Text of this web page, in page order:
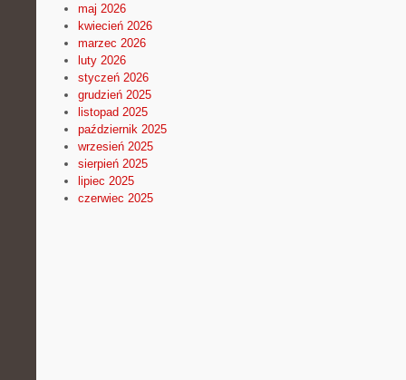
maj 2026
kwiecień 2026
marzec 2026
luty 2026
styczeń 2026
grudzień 2025
listopad 2025
październik 2025
wrzesień 2025
sierpień 2025
lipiec 2025
czerwiec 2025